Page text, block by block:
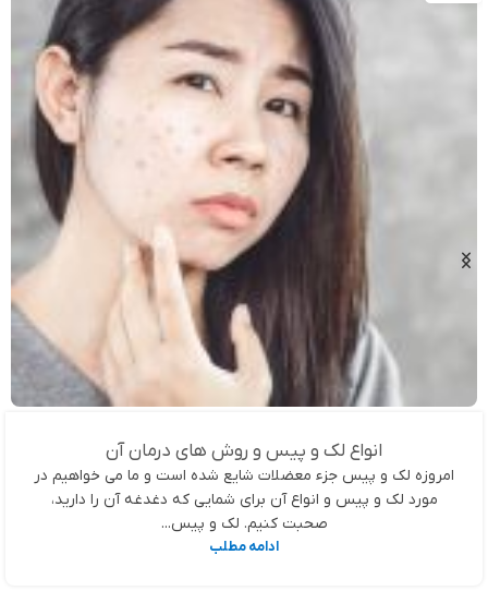
انواع لک و پیس و روش های درمان آن
امروزه لک و پیس جزء معضلات شایع شده است و ما می خواهیم در
مورد لک و پیس و انواع آن برای شمایی که دغدغه آن را دارید،
صحبت کنیم. لک و پیس...
ادامه مطلب